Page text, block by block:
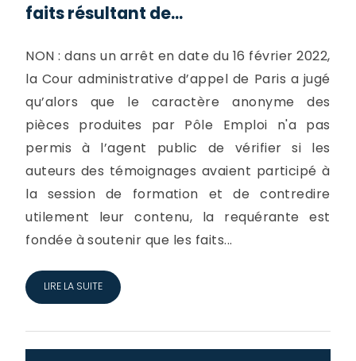
faits résultant de...
NON : dans un arrêt en date du 16 février 2022,
la Cour administrative d’appel de Paris a jugé
qu’alors que le caractère anonyme des
pièces produites par Pôle Emploi n'a pas
permis à l’agent public de vérifier si les
auteurs des témoignages avaient participé à
la session de formation et de contredire
utilement leur contenu, la requérante est
fondée à soutenir que les faits...
LIRE LA SUITE